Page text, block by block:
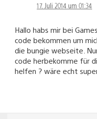
17. Juli 2014 um 01:34
Hallo habs mir bei
code bekommen um
die bungie webseite.
code herbekomme für
helfen ? wäre echt